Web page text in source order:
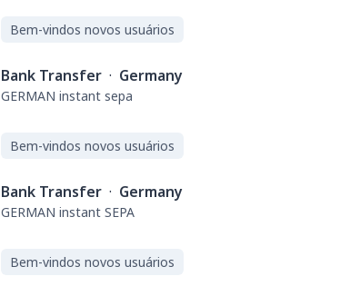
Bem-vindos novos usuários
Bank Transfer · Germany
GERMAN instant sepa
Bem-vindos novos usuários
Bank Transfer · Germany
GERMAN instant SEPA
Bem-vindos novos usuários